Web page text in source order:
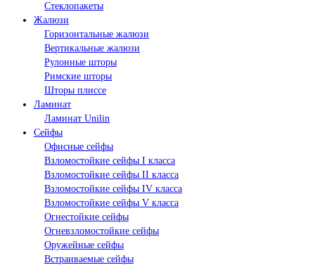
Стеклопакеты
Жалюзи
Горизонтальные жалюзи
Вертикальные жалюзи
Рулонные шторы
Римские шторы
Шторы плиссе
Ламинат
Ламинат Unilin
Сейфы
Офисные сейфы
Взломостойкие сейфы I класса
Взломостойкие сейфы II класса
Взломостойкие сейфы IV класса
Взломостойкие сейфы V класса
Огнестойкие сейфы
Огневзломостойкие сейфы
Оружейные сейфы
Встраиваемые сейфы